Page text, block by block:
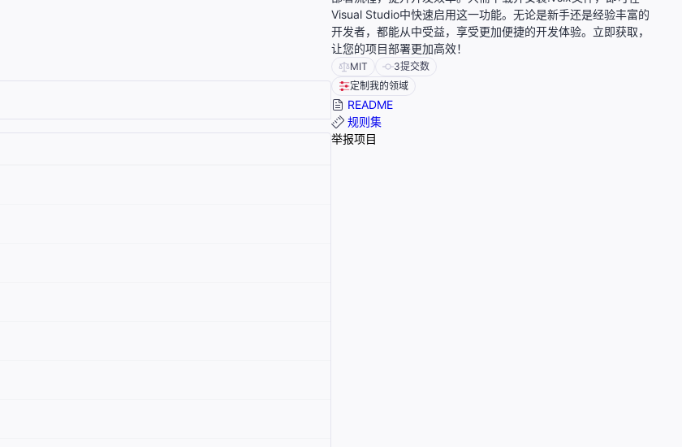
Visual Studio中快速启用这一功能。无论是新手还是经验丰富的
开发者，都能从中受益，享受更加便捷的开发体验。立即获取，
让您的项目部署更加高效！
MIT 3提交数
定制我的领域
README
规则集
举报项目